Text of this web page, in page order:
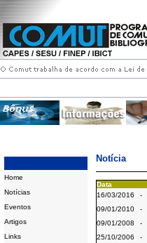
Home
Notícias
Eventos
Artigos
Links
Notícia
Data
16/03/2016
-
09/01/2010
-
09/01/2008
-
25/10/2006
-